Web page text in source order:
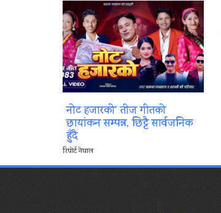
नोट हजारको’ तीज गीतको
छायांकन सम्पन्न, छिट्टै सार्वजनिक
हुँदै
रिपोर्ट नेपाल